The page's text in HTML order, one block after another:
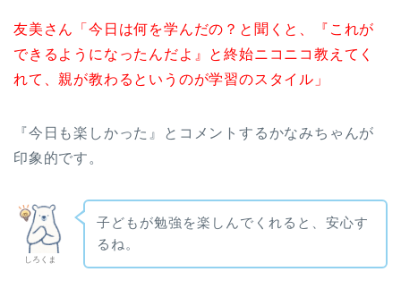
友美さん「今日は何を学んだの？と聞くと、『これが
できるようになったんだよ』と終始ニコニコ教えてく
れて、親が教わるというのが学習のスタイル」
『今日も楽しかった』とコメントするかなみちゃんが
印象的です。
しろくま
子どもが勉強を楽しんでくれると、安心す
るね。